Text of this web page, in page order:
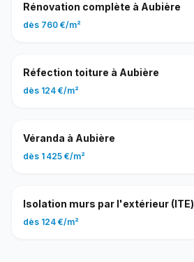
Rénovation complète à Aubière
dès 760 €/m²
Réfection toiture à Aubière
dès 124 €/m²
Véranda à Aubière
dès 1 425 €/m²
Isolation murs par l'extérieur (ITE)
dès 124 €/m²